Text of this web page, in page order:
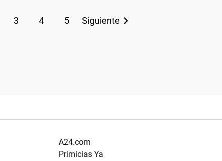
3 4 5 Siguiente
A24.com
Primicias Ya